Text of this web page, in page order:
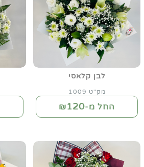
לבן קלאסי
מק"ט 1009
החל מ-₪120